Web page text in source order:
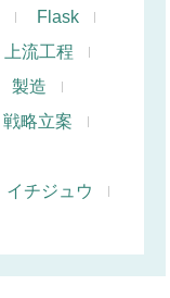
Flask
上流工程
製造
戦略立案
イチジュウ